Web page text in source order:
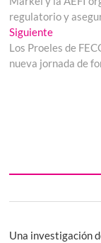
de
entradas
regulatorio y
SiguienteEntrada
siguiente:
Los Proeles de
nueva jornada de
Una investigación